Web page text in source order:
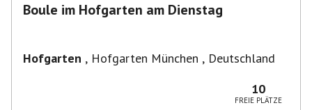
Boule im Hofgarten am Dienstag
Hofgarten , Hofgarten München , Deutschland
10
FREIE PLÄTZE